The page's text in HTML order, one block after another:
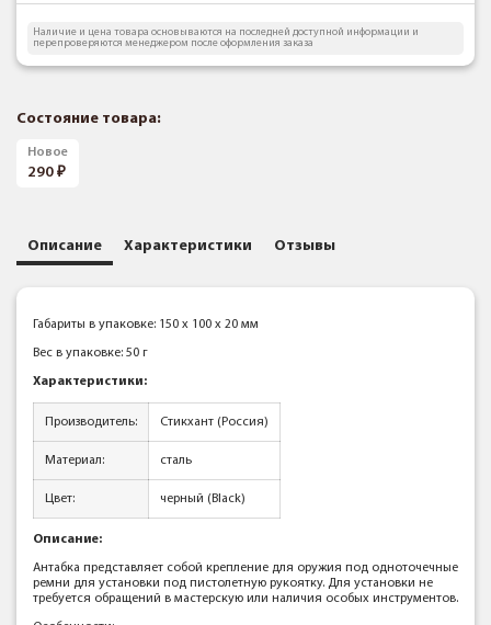
Наличие и цена товара основываются на последней доступной информации и
перепроверяются менеджером после оформления заказа
Состояние товара:
Новое
290
Описание Характеристики Отзывы
Габариты в упаковке: 150 x 100 x 20 мм
Вес в упаковке: 50 г
Характеристики:
Производитель: Стикхант (Россия)
Материал: сталь
Цвет: черный (Black)
Описание:
Антабка представляет собой крепление для оружия под одноточечные
ремни для установки под пистолетную рукоятку. Для установки не
требуется обращений в мастерскую или наличия особых инструментов.